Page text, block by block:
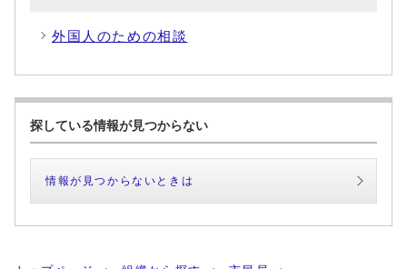
外国人のための相談
探している情報が見つからない
情報が見つからないときは